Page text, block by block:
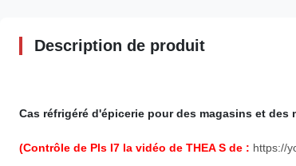
Description de produit
Cas réfrigéré d'épicerie pour des magasins et
(Contrôle de Pls I7 la vidéo de THEA S de : https://